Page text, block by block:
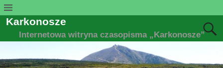
Karkonosze
Internetowa witryna czasopisma „Karkonosze”